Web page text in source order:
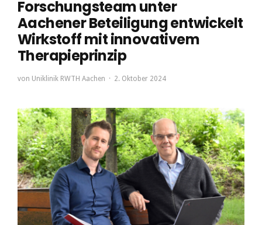
Forschungsteam unter
Aachener Beteiligung entwickelt
Wirkstoff mit innovativem
Therapieprinzip
von Uniklinik RWTH Aachen 2. Oktober 2024